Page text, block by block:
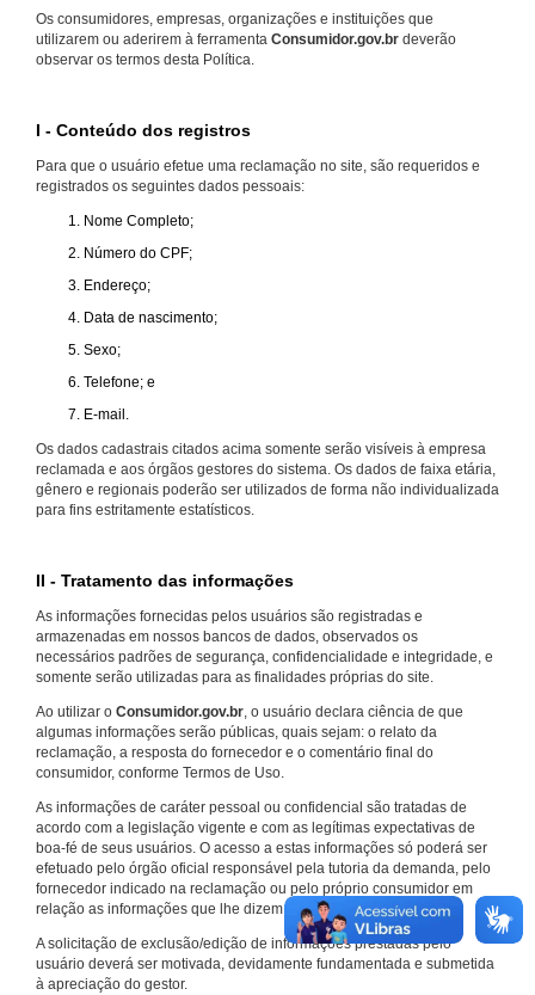
Os consumidores, empresas, organizações e instituições que
utilizarem ou aderirem à ferramenta Consumidor.gov.br deverão
observar os termos desta Política.
I - Conteúdo dos registros
Para que o usuário efetue uma reclamação no site, são requeridos e
registrados os seguintes dados pessoais:
Nome Completo;
Número do CPF;
Endereço;
Data de nascimento;
Sexo;
Telefone; e
E-mail.
Os dados cadastrais citados acima somente serão visíveis à empresa
reclamada e aos órgãos gestores do sistema. Os dados de faixa etária,
gênero e regionais poderão ser utilizados de forma não individualizada
para fins estritamente estatísticos.
II - Tratamento das informações
As informações fornecidas pelos usuários são registradas e
armazenadas em nossos bancos de dados, observados os
necessários padrões de segurança, confidencialidade e integridade, e
somente serão utilizadas para as finalidades próprias do site.
Ao utilizar o Consumidor.gov.br, o usuário declara ciência de que
algumas informações serão públicas, quais sejam: o relato da
reclamação, a resposta do fornecedor e o comentário final do
consumidor, conforme Termos de Uso.
As informações de caráter pessoal ou confidencial são tratadas de
acordo com a legislação vigente e com as legítimas expectativas de
boa-fé de seus usuários. O acesso a estas informações só poderá ser
efetuado pelo órgão oficial responsável pela tutoria da demanda, pelo
fornecedor indicado na reclamação ou pelo próprio consumidor em
relação as informações que lhe dizem respeito.
A solicitação de exclusão/edição de informações prestadas pelo
usuário deverá ser motivada, devidamente fundamentada e submetida
à apreciação do gestor.